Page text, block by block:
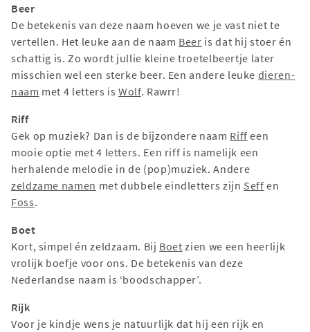
Beer
De betekenis van deze naam hoeven we je vast niet te
vertellen. Het leuke aan de naam Beer is dat hij stoer én
schattig is. Zo wordt jullie kleine troetelbeertje later
misschien wel een sterke beer. Een andere leuke dieren-
naam met 4 letters isWolf. Rawrr!
Riff
Gek op muziek? Dan is de bijzondere naam Riff een
mooie optie met 4 letters. Een riff is namelijk een
herhalende melodie in de (pop)muziek. Andere
zeldzame namen met dubbele eindletters zijn Seff en
Foss.
Boet
Kort, simpel én zeldzaam. Bij Boet zien we een heerlijk
vrolijk boefje voor ons. De betekenis van deze
Nederlandse naam is ‘boodschapper’.
Rijk
Voor je kindje wens je natuurlijk dat hij een rijk en